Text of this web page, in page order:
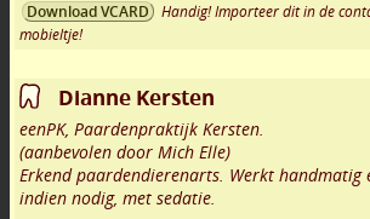
Download VCARD
Handig! Importeer dit in de
mobieltje!
Dianne Kersten
eenPK, Paardenpraktijk Kersten.
(aanbevolen door Mich Elle)
Erkend paardendierenarts. Werkt handmatig
indien nodig, met sedatie.